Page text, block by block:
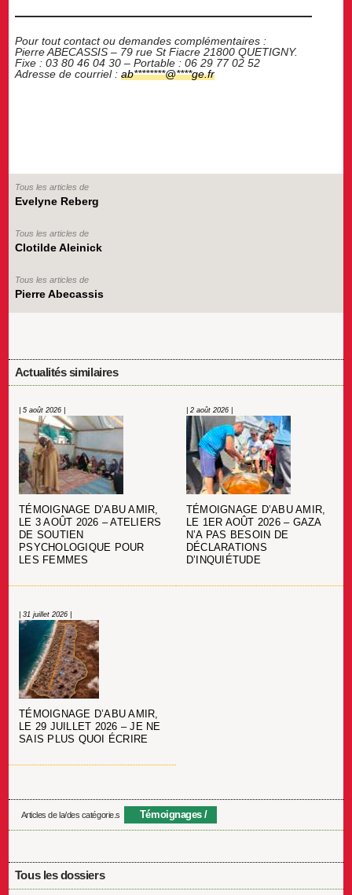
Pour tout contact ou demandes complémentaires :
Pierre ABECASSIS – 79 rue St Fiacre 21800 QUETIGNY.
Fixe : 03 80 46 04 30 – Portable : 06 29 77 02 52
Adresse de courriel :ab********@****ge.fr
Tous les articles de
Evelyne Reberg
Tous les articles de
Clotilde Aleinick
Tous les articles de
Pierre Abecassis
Actualités similaires
| 5 août 2026 |
TÉMOIGNAGE D’ABU AMIR,
LE 3 AOÛT 2026 – ATELIERS
DE SOUTIEN
PSYCHOLOGIQUE POUR
LES FEMMES
| 2 août 2026 |
TÉMOIGNAGE D’ABU AMIR,
LE 1ER AOÛT 2026 – GAZA
N’A PAS BESOIN DE
DÉCLARATIONS
D’INQUIÉTUDE
| 31 juillet 2026 |
TÉMOIGNAGE D’ABU AMIR,
LE 29 JUILLET 2026 – JE NE
SAIS PLUS QUOI ÉCRIRE
Articles de la/des catégorie.s Témoignages
Tous les dossiers